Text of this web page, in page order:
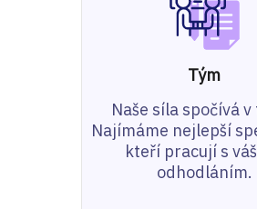
Tým
Naše síla spočívá v
Najímáme nejlepší
kteří pracují s
odhodláním.